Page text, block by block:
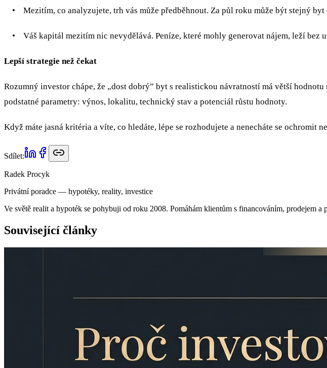
• Mezitím, co analyzujete, trh vás může předběhnout. Za půl roku může být stejný byt
• Váš kapitál mezitím nic nevydělává. Peníze, které mohly generovat nájem, leží bez
Lepší strategie než čekat
Rozumný investor chápe, že „dost dobrý” byt s realistickou návratností má větší
podstatné parametry: výnos, lokalitu, technický stav a potenciál růstu hodnoty.
Když máte jasná kritéria a víte, co hledáte, lépe se rozhodujete a nenecháte se
Sdílet:
Radek Procyk
Privátní poradce — hypotéky, reality, investice
Ve světě realit a hypoték se pohybuji od roku 2008. Pomáhám klientům s financováním, prodejem
Související články